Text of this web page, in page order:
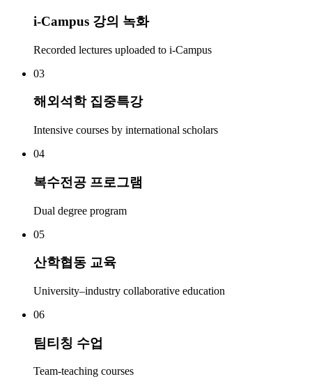
i-Campus 강의 녹화
Recorded lectures uploaded to i-Campus
03
해외석학 집중특강
Intensive courses by international scholars
04
복수전공 프로그램
Dual degree program
05
산학협동 교육
University–industry collaborative education
06
팀티칭 수업
Team-teaching courses